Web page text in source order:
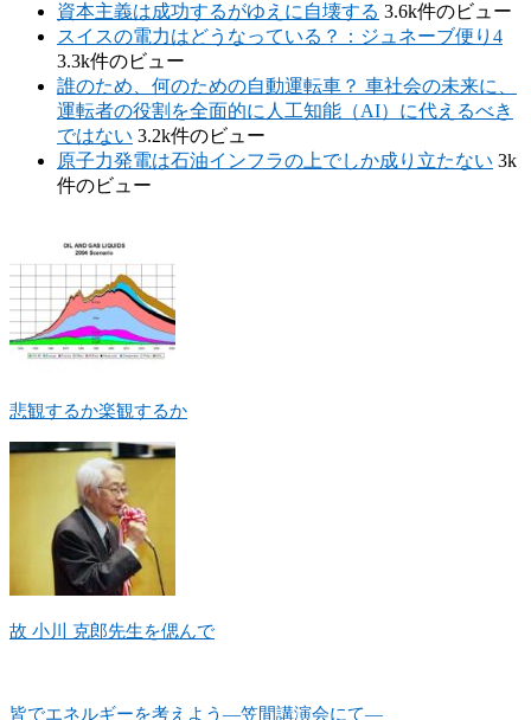
資本主義は成功するがゆえに自壊する 3.6k件のビュー
スイスの電力はどうなっている？：ジュネーブ便り4
3.3k件のビュー
誰のため、何のための自動運転車？ 車社会の未来に、
運転者の役割を全面的に人工知能（AI）に代えるべき
ではない 3.2k件のビュー
原子力発電は石油インフラの上でしか成り立たない 3k
件のビュー
悲観するか楽観するか
故 小川 克郎先生を偲んで
皆でエネルギーを考えよう―笠間講演会にて―